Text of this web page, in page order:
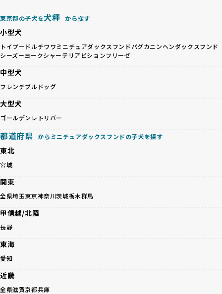
基づいた責任あるブリーディングを確保しています。
さらに、健康管理、社会性の育成、遺伝子検査、食事や運動
の質など、ワンちゃんの心身に配慮した飼育環境が整ってい
るかを評価する12項目の総合基準を設けています。これによ
り、より高い基準をクリアしたブリーダーだけを厳選してい
ます。
良ブリーダーのみが登録されています。
BreederFamiliesでは、法令に準拠するだけでなく、ワンち
のみを厳選しています。これにより、ユーザーの皆さんに安
心して選べる選択肢を提供しています。
「BreederFamilesのワンちゃんに優しい18の評価基準」は
こちら
接のヒアリング、現地確認を通じて厳しく評価しています。
このプロセスにより、育成環境や健康管理だけでなく、ブリ
さらに、こうした評価結果は透明性を持って公開されている
ため、どのブリーダーを選んでも安心して子犬をお迎えいた
徹底した透明性こそが、BreederFamiliesの大きな特徴で
す。
BreederFamiliesは、ペット業界が抱える命の大量生産・大
量販売、負担の大きい流通構造、劣悪な飼育環境といった課
待する理想と現実が大きく異なることも少なくありません。
健康と性格を次世代に引き継ぐために、ミックス犬の繁殖を
避けます。無計画な交配がもたらすリスクを理解し、飼い主
への十分な説明とアフターフォローを確保できる範囲での繁
殖を徹底しているのです。
一方、営利優先ブリーダーは流行や需要に応じて安易にミッ
クス犬を繁殖し、健康管理や飼い主への配慮が不十分なこと
が多く見受けられます。場合によっては、チワワ×ハスキー
等体格の異なるリスクの高い交配を行うこともあります。
「ミックス犬を繁殖しない」の詳細はこちら
ペットショップやペットオークションは、流通過程でワンち
ゃんが長時間の輸送を強いられたり、狭いケージに閉じ込め
られるなど、心身に大きな負担がかかります。このような環
境は、ストレスや感染リスクを増大させるだけでなく、ワン
ちゃんの社会性や基本的なしつけにも悪影響を与える可能性
があります。
優良ブリーダーは、ワンちゃんの健康と幸せを第一に考え、
ペットショップやオークションを介さずに直接飼い主に渡す
ことを大切にしています。また、彼らはお迎え先を自身で確
認し、ワンちゃんが安心して暮らせる環境を整えるために直
接の引き渡しを基本とします。
一方で、営利優先ブリーダーは、広範囲に販売するためにペ
ットショップやオークションを活用し、子犬の心身への影響
を軽視しがちです。
「ペットショップ等を使わない」の詳細はこちら
東京都の子犬を犬種 から探す
小型犬
トイプードルチワワミニチュアダックスフンドパグカニンヘンダックスフンド
シーズーヨークシャーテリア ビションフリーゼ
中型犬
フレンチブルドッグ
大型犬
ゴールデンレトリバー
都道府県 からミニチュアダックスフンドの子犬を探す
東北
宮城
関東
全県埼玉東京神奈川茨城栃木群馬
甲信越/北陸
長野
東海
愛知
近畿
全県滋賀京都兵庫